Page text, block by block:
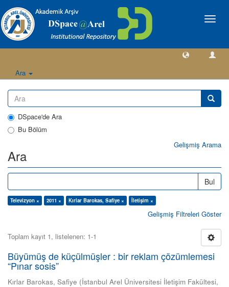
Geçiş
Ara
DSpace'de Ara
Bu Bölüm
Gelişmiş Arama
Ara
Bul
Televizyon × 2011 × Kırlar Barokas, Safiye × İletişim ×
Gelişmiş Filtreleri Göster
Toplam kayıt 1, listelenen: 1-1
Büyümüş de küçülmüşler : bir reklam çözümlemesi
“Pınar sosis”
Kırlar Barokas, Safiye (İstanbul Arel Üniversitesi İletişim Fakültesi,